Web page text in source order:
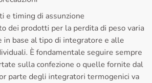
e timing di assunzione
dei prodotti per la perdita di peso varia
in base al tipo di integratore e alle
È fondamentale seguire sempre
sulla confezione o quelle fornite dal
parte degli integratori termogenici va